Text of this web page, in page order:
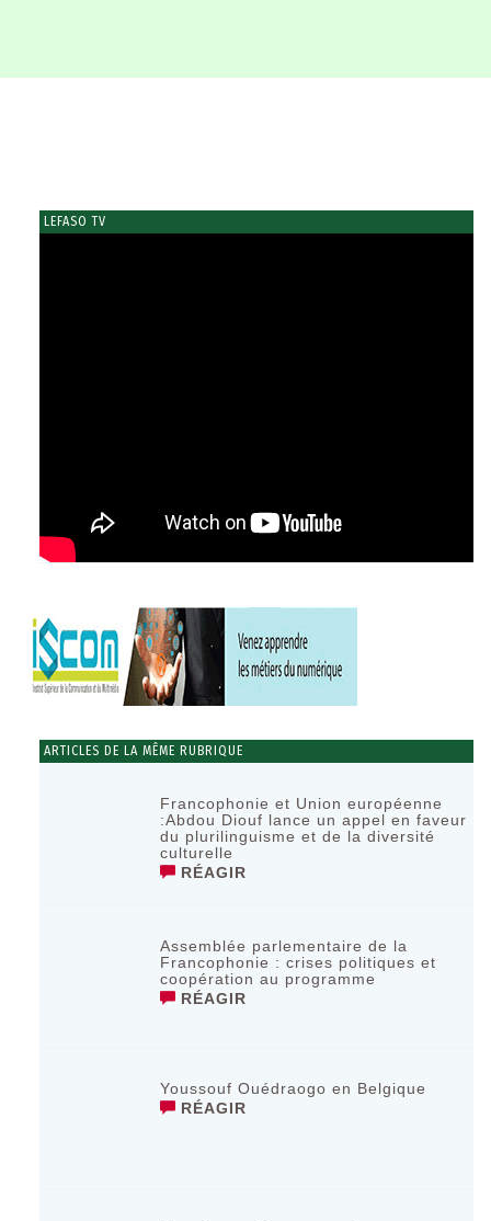
LEFASO TV
ARTICLES DE LA MÊME RUBRIQUE
Francophonie et Union européenne
:Abdou Diouf lance un appel en faveur
du plurilinguisme et de la diversité
culturelle
RÉAGIR
Assemblée parlementaire de la
Francophonie : crises politiques et
coopération au programme
RÉAGIR
Youssouf Ouédraogo en Belgique
RÉAGIR